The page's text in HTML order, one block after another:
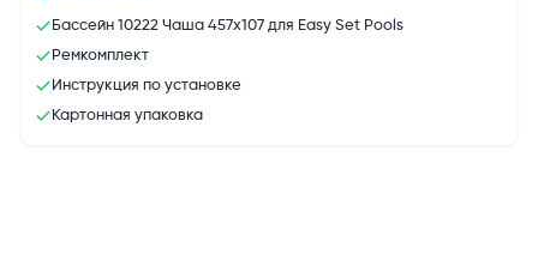
Бассейн 10222 Чаша 457х107 для Easy Set Pools
Ремкомплект
Инструкция по установке
Картонная упаковка